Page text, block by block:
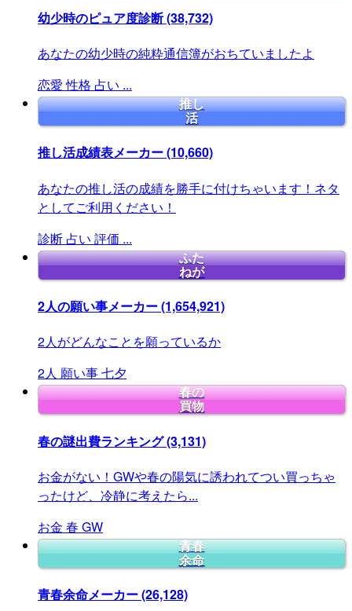
幼少時のピュア度診断(38,732)
あなたの幼少時の純粋通信簿がおちていましたよ
恋愛 性格 占い ...
推し
活
推し活成績表メーカー(10,660)
あなたの推し活の成績を勝手に付けちゃいます！ネタ
としてご利用ください！
診断 占い 評価 ...
ふた
ねが
2人の願い事メーカー(1,654,921)
2人がどんなことを願っているか
2人 願い事七夕
春の
買物
春の謎出費ランキング(3,131)
お金がない！GWや春の陽気に誘われてつい買っちゃ
ったけど、冷静に考えたら...
お金 春 GW
青春
余命
青春余命メーカー(26,128)